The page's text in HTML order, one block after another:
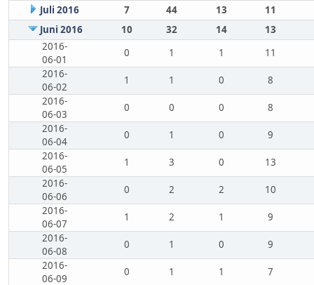
Juli 2016
7 44 13
11
Juni 2016
10 32 14
13
2016-
06-01
0 1 1
11
2016-
06-02
1 1 0
8
2016-
06-03
0 0 0
8
2016-
06-04
0 1 0
9
2016-
06-05
1 3 0
13
2016-
06-06
0 2 2
10
2016-
06-07
1 2 1
9
2016-
06-08
0 1 0
9
2016-
06-09
0 1 1
7